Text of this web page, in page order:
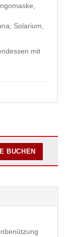
Solarium,
mit
BUCHEN